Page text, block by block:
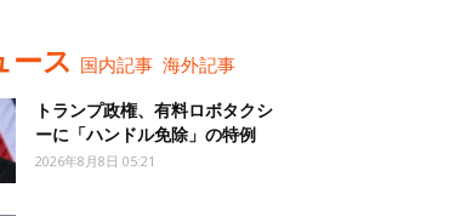
ース 国内記事 海外記事
トランプ政権、有料ロボタクシ
ーに「ハンドル免除」の特例
2026年8月8日 05:21